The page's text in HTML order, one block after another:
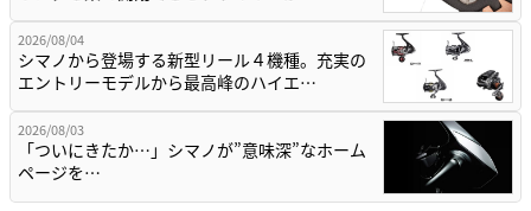
2026/08/04
シマノから登場する新型リール４機種。充実の
エントリーモデルから最高峰のハイエ…
2026/08/03
「ついにきたか…」シマノが”意味深”なホーム
ページを…